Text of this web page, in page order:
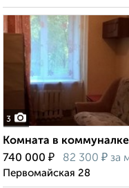
3
Комната в
740 000 ₽ 82 300 ₽ за
Первомайская 28